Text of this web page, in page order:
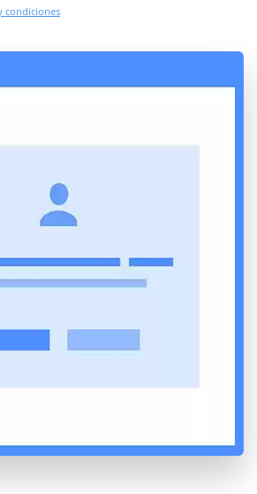
condiciones